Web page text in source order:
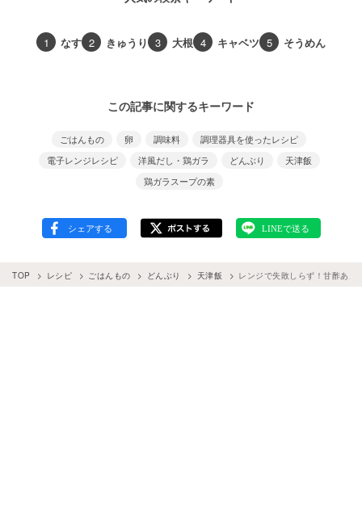
1 なす 2 きゅうり 3 大根 4 キャベツ 5 そうめん
この記事に関するキーワード
ごはんもの 卵 調味料
調理器具を使ったレシピ
電子レンジレシピ
洋風だし・鶏ガラ どんぶり
天津飯
鶏ガラスープの素
TOP レシピ ごはんもの どんぶり 天津飯 レンジで失敗しらず！甘酢あん